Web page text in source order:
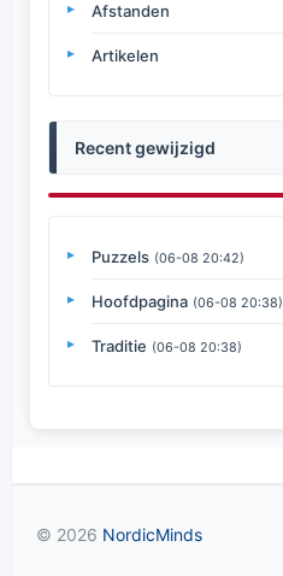
Afstanden
Artikelen
Recent gewijzigd
Puzzels (06-08 20:42)
Hoofdpagina (06-08 20:38)
Traditie (06-08 20:38)
© 2026 NordicMinds